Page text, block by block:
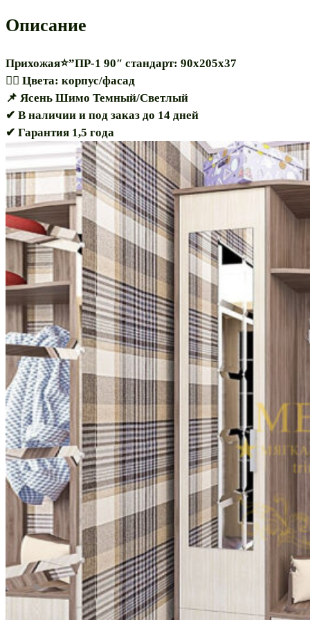
Описание
Прихожая⭐”ПР-1 90″ стандарт: 90х205х37
🏳️‍🌈 Цвета: корпус/фасад
📌 Ясень Шимо Темный/Светлый
✔ В наличии и под заказ до 14 дней
✔ Гарантия 1,5 года